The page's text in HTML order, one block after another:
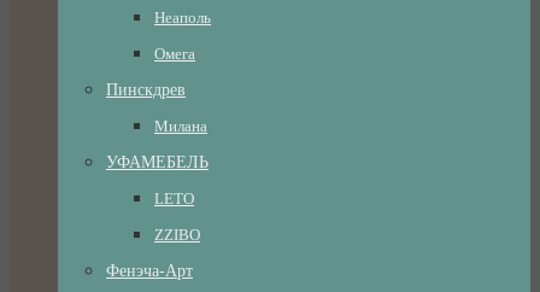
Неаполь
Омега
Пинскдрев
Милана
УФАМЕБЕЛЬ
LETO
ZZIBO
Фенэча-Арт